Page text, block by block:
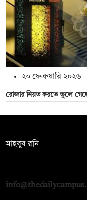
২০ ফেব্রুয়ারি ২০২৬
রোজার নিয়ত করতে ভুলে
মাহবুব রনি